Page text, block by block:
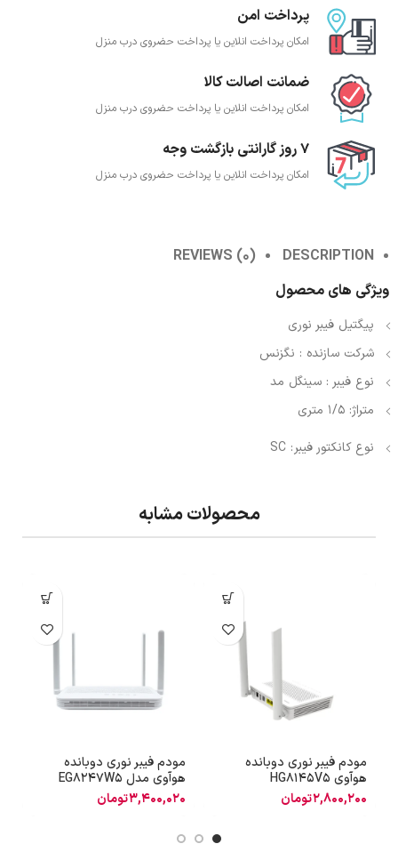
پرداخت امن
امکان پرداخت انلاین یا پرداخت حضروی درب منزل
ضمانت اصالت کالا
امکان پرداخت انلاین یا پرداخت حضروی درب منزل
7 روز گارانتی بازگشت وجه
امکان پرداخت انلاین یا پرداخت حضروی درب منزل
DESCRIPTION
REVIEWS (0)
ویژگی های محصول
پیگتیل فیبر نوری
شرکت سازنده : نگزنس
نوع فیبر : سینگل مد
متراژ: 1/5 متری
نوع کانکتور فیبر: SC
محصولات مشابه
مودم فیبر نوری دوبانده
هوآوی HG8145V5
2,800,200تومان
مودم فیبر نوری دوبانده
هوآوی مدل EG8247W5
3,400,020تومان